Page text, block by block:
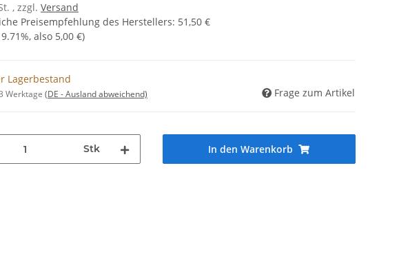
, zzgl. Versand
Preisempfehlung des Herstellers: 51,50 €
9.71%, also 5,00 €)
Lagerbestand
Werktage (DE - Ausland abweichend) Frage zum Artikel
Stk In den Warenkorb